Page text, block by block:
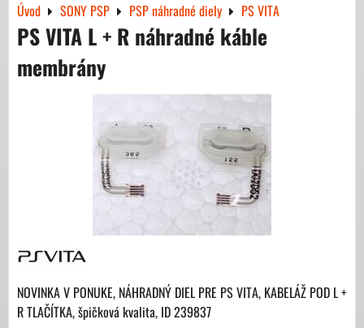
Úvod SONY PSP PSP náhradné diely PS VITA
PS VITA L + R náhradné káble
membrány
NOVINKA V PONUKE, NÁHRADNÝ DIEL PRE PS VITA, KABELÁŽ POD L +
R TLAČÍTKA, špičková kvalita, ID 239837